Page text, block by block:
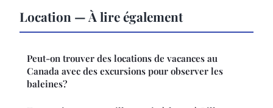
Location — À lire également
Peut-on trouver des locations de vacances au
Canada avec des excursions pour observer les
baleines?